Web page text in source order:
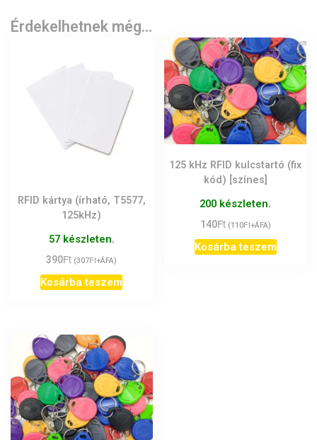
Érdekelhetnek még…
RFID kártya (írható, T5577,
125kHz)
57 készleten.
390Ft (307Ft+ÁFA)
Kosárba teszem
125 kHz RFID kulcstartó (fix
kód) [színes]
200 készleten.
140Ft (110Ft+ÁFA)
Kosárba teszem